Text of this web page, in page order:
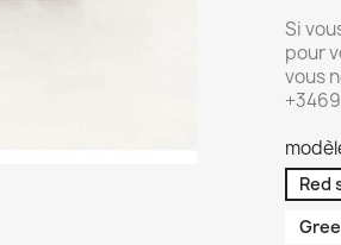
Si
pour
vous
Red